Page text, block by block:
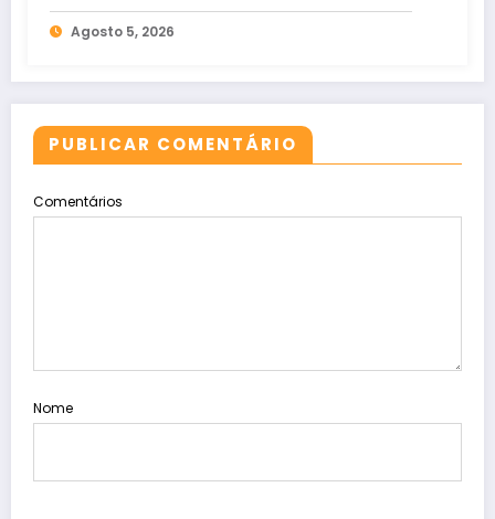
apostas em bets
Agosto 5, 2026
PUBLICAR COMENTÁRIO
Comentários
Nome